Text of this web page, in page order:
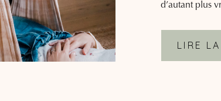
d’autant plus
LIRE